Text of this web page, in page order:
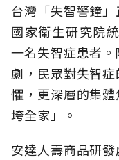
台灣「失智警鐘
國家衛生研究院
一名失智症患者
劇，民眾對失智
懼，更深層的集
垮全家」。
安達人壽商品研